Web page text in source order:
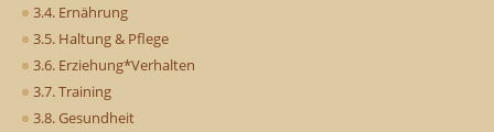
3.4. Ernährung
3.5. Haltung & Pflege
3.6. Erziehung*Verhalten
3.7. Training
3.8. Gesundheit